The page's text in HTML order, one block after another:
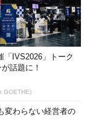
「IVS2026」トーク
話題に！
GOETHE)
変わらない経営者の